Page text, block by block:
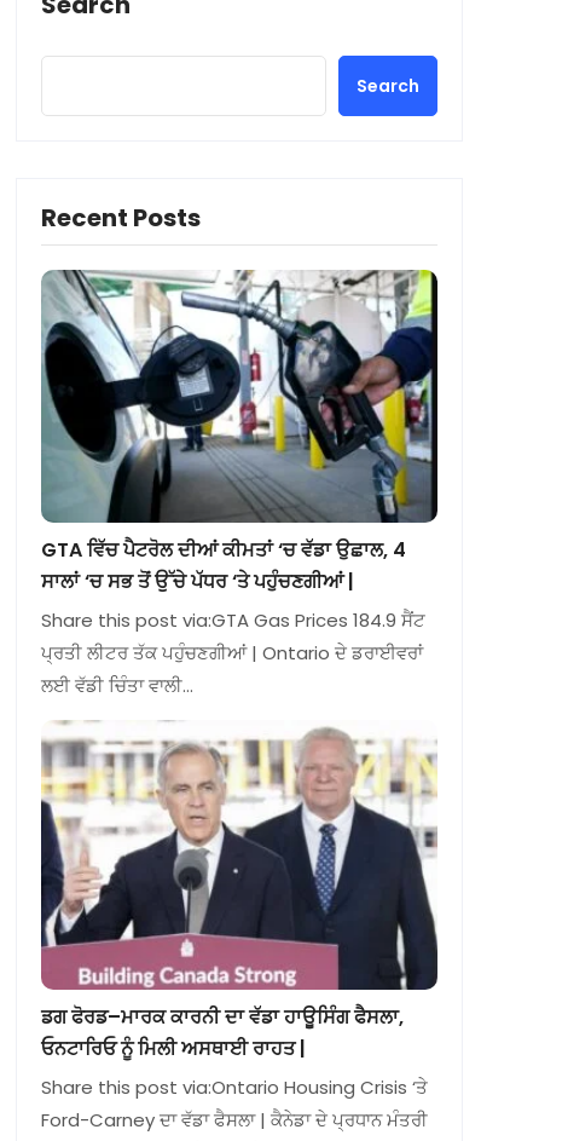
Search
Recent Posts
GTA ਵਿੱਚ ਪੈਟਰੋਲ ਦੀਆਂ ਕੀਮਤਾਂ ‘ਚ ਵੱਡਾ ਉਛਾਲ, 4
ਸਾਲਾਂ ‘ਚ ਸਭ ਤੋਂ ਉੱਚੇ ਪੱਧਰ ‘ਤੇ ਪਹੁੰਚਣਗੀਆਂ |
Share this post via:GTA Gas Prices 184.9 ਸੈਂਟ
ਪ੍ਰਤੀ ਲੀਟਰ ਤੱਕ ਪਹੁੰਚਣਗੀਆਂ | Ontario ਦੇ ਡਰਾਈਵਰਾਂ
ਲਈ ਵੱਡੀ ਚਿੰਤਾ ਵਾਲੀ…
ਡਗ ਫੋਰਡ–ਮਾਰਕ ਕਾਰਨੀ ਦਾ ਵੱਡਾ ਹਾਊਸਿੰਗ ਫੈਸਲਾ,
ਓਨਟਾਰਿਓ ਨੂੰ ਮਿਲੀ ਅਸਥਾਈ ਰਾਹਤ |
Share this post via:Ontario Housing Crisis ‘ਤੇ
Ford-Carney ਦਾ ਵੱਡਾ ਫੈਸਲਾ | ਕੈਨੇਡਾ ਦੇ ਪ੍ਰਧਾਨ ਮੰਤਰੀ